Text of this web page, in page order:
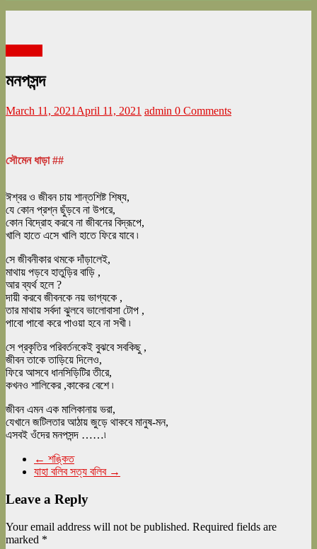
মনপসন্দ
March 11, 2021 April 11, 2021 admin 0 Comments
সৌমেন ধাড়া ##
ঈশ্বর ও জীবন চায় শান্তশিষ্ট শিষ্য,
যে কোন প্রশ্ন ছুঁড়বে না উপরে,
কোন বিদ্রোহ করবে না জীবনের বিদ্রূপে,
খালি হাতে এসে খালি হাতে ফিরে যাবে ৷
সে জীবনীকার থমকে দাঁড়ালেই,
মাথায় পড়বে হাতুড়ির বাড়ি ,
আর ব্যর্থ হলে ?
দায়ী করবে জীবনকে নয় ভাগ্যকে ,
তার মাথায় সর্বদা ঝুলবে ভালোবাসা টোপ ,
পাবো পাবো করে পাওয়া হবে না সখী ৷
সে প্রকৃতির পরিবর্তনকেই বুঝবে সবকিছু ,
জীবন তাকে তাড়িয়ে দিলেও,
ফিরে আসবে ধানসিড়িটির তীরে,
কখনও শালিকের ,কাকের বেশে ৷
জীবন এমন এক মালিকানায় ভরা,
যেখানে জটিলতার আঠায় জুড়ে থাকবে মানুষ-মন,
এসবই ওঁদের মনপসন্দ ……৷
← শঙ্কিত
যাহা বলিব সত্য বলিব →
Leave a Reply
Your email address will not be published. Required fields are
marked *